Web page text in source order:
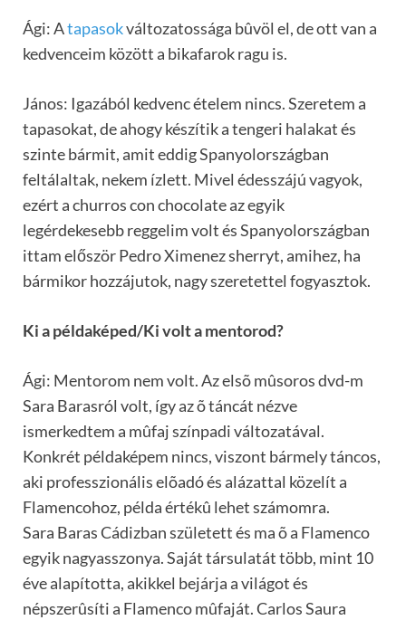
Ági: Atapasokváltozatossága bûvöl el, de ott van a
kedvenceim között a bikafarok ragu is.
János: Igazából kedvenc ételem nincs. Szeretem a
tapasokat, de ahogy készítik a tengeri halakat és
szinte bármit, amit eddig Spanyolországban
feltálaltak, nekem ízlett. Mivel édesszájú vagyok,
ezért a churros con chocolate az egyik
legérdekesebb reggelim volt és Spanyolországban
ittam először Pedro Ximenez sherryt, amihez, ha
bármikor hozzájutok, nagy szeretettel fogyasztok.
Ki a példaképed/Ki volt a mentorod?
Ági: Mentorom nem volt. Az elsõ mûsoros dvd-m
Sara Barasról volt, így az õ táncát nézve
ismerkedtem a mûfaj színpadi változatával.
Konkrét példaképem nincs, viszont bármely táncos,
aki professzionális elõadó és alázattal közelít a
Flamencohoz, példa értékû lehet számomra.
Sara Baras Cádizban született és ma õ a Flamenco
egyik nagyasszonya. Saját társulatát több, mint 10
éve alapította, akikkel bejárja a világot és
népszerûsíti a Flamenco mûfaját. Carlos Saura